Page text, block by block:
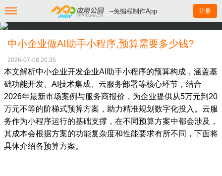
--免编程制作App 注册
中小企业做AI助手小程序,预算需要多少钱?
2026-07-08 20:35
本文解析中小企业开发企业AI助手小程序的预算构成，涵盖基
础功能开发、AI技术集成、云服务部署等核心环节，结合
2026年最新市场案例与服务商报价，为企业提供从5万元到20
万元不等的阶梯式预算方案，助力精准规划数字化投入。云服
务作为小程序运行的基础支撑，在不同预算方案中都会涉及，
其成本会根据方案的功能复杂度和性能要求有所不同，下面将
具体介绍各预算方案。